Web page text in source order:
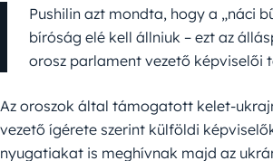
Pushilin azt mondta, hogy a „náci
bíróság elé kell állniuk – ezt az
orosz parlament vezető képviselői
Az oroszok által támogatott kelet-
vezető ígérete szerint külföldi
nyugatiakat is meghívnak majd az